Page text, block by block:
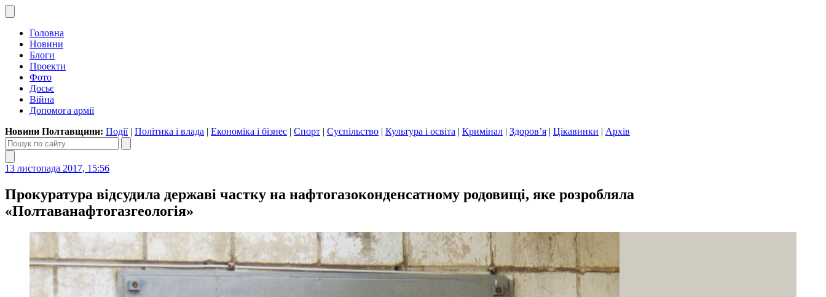
Головна
Новини
Блоги
Проекти
Фото
Досьє
Війна
Допомога армії
Новини Полтавщини: Події| Політика і влада | Економіка і бізнес | Спорт | Суспільство | Культура і освіта | Кримінал | Здоров’я | Цікавинки | Архів
13 листопада 2017, 15:56
Прокуратура відсудила державі частку на нафтогазоконденсатному родовищі, яке розробляла
«Полтаванафтогазгеологія»